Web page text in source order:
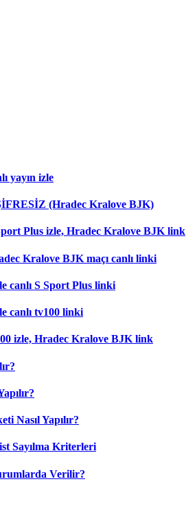
yayın izle
(Hradec Kralove BJK)
Plus izle, Hradec Kralove BJK link
Kralove BJK maçı canlı linki
canlı S Sport Plus linki
canlı tv100 linki
izle, Hradec Kralove BJK link
Nasıl Yapılır?
Sayılma Kriterleri
Verilir?